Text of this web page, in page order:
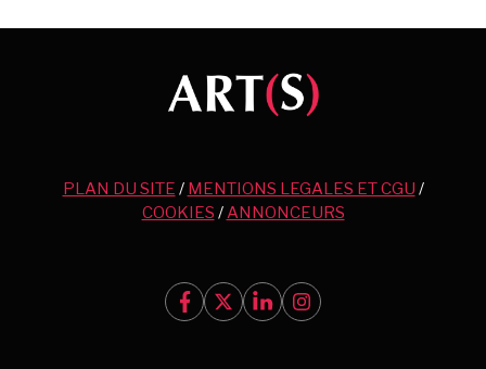
PLAN DU SITE / MENTIONS LEGALES ET CGU /
COOKIES / ANNONCEURS